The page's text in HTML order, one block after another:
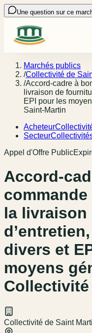
Une question sur ce
Marchés publics
/Collectivité de
/Accord-cadre à
livraison de
EPI pour les
Saint-Martin
Acheteur
Secteur
Appel d'Offre Public
Accord-
commande
la
divers et
moyens
Collectivité de Saint